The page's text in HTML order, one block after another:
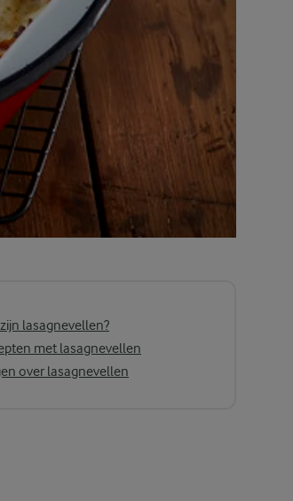
lasagnevellen?
met lasagnevellen
over lasagnevellen